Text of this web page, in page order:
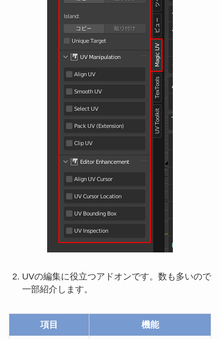
UVの編集に役立つアドオンです。数も多いので
一部紹介します。
項目 機能